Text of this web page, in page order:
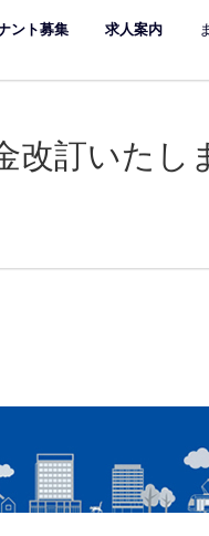
ント募集 求人案内
改訂いたし